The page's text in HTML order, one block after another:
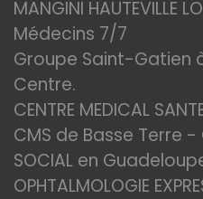
MANGINI HAUTEVILLE
Médecins 7/7
Groupe Saint-Gatien
Centre.
CENTRE MEDICAL
CMS de Basse Terre -
SOCIAL en
OPHTALMOLOGIE